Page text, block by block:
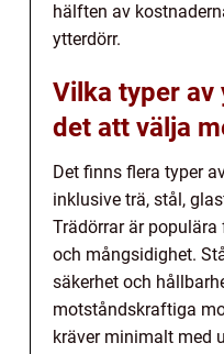
hälften av
ytterdörr.
Vilka typer
det att välja
Det finns flera typer
inklusive trä, stål,
Trädörrar är
och mångsidighet.
säkerhet och
motståndskraftiga
kräver minimalt med